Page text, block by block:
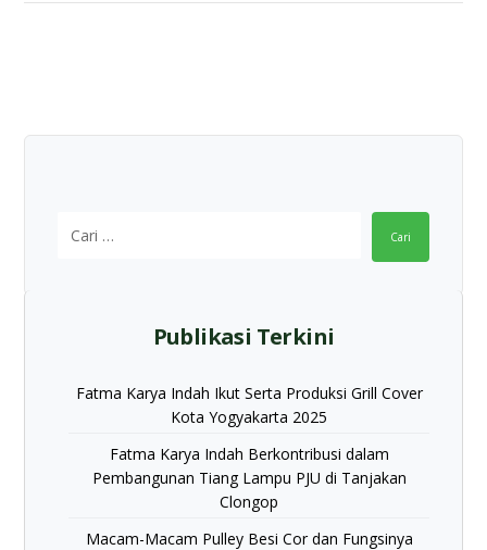
Cari
Publikasi Terkini
Fatma Karya Indah Ikut Serta Produksi Grill Cover
Kota Yogyakarta 2025
Fatma Karya Indah Berkontribusi dalam
Pembangunan Tiang Lampu PJU di Tanjakan
Clongop
Macam-Macam Pulley Besi Cor dan Fungsinya